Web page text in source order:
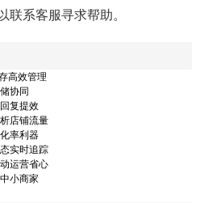
联系客服寻求帮助。
高效管理
协同
复提效
店铺流量
率利器
实时追踪
运营省心
小商家